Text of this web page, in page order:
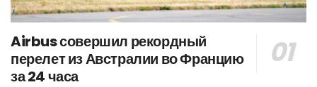
Airbus совершил рекордный
перелет из Австралии во Францию
за 24 часа